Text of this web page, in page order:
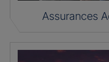
Assurances